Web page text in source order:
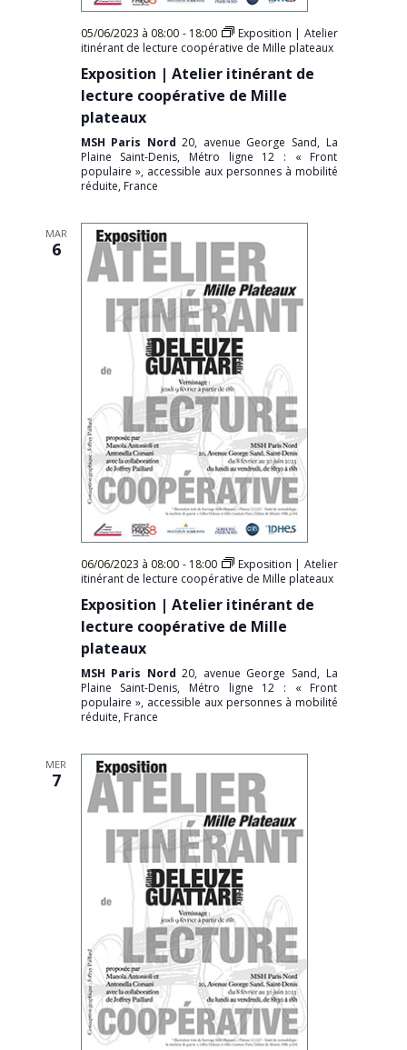
05/06/2023 à 08:00 - 18:00
Exposition | Atelier
itinérant de lecture coopérative de Mille plateaux
Exposition | Atelier itinérant de
lecture coopérative de Mille
plateaux
MSH Paris Nord20, avenue George Sand, La
Plaine Saint-Denis, Métro ligne 12 : « Front
populaire », accessible aux personnes à mobilité
réduite, France
MAR
6
06/06/2023 à 08:00 - 18:00
Exposition | Atelier
itinérant de lecture coopérative de Mille plateaux
Exposition | Atelier itinérant de
lecture coopérative de Mille
plateaux
MSH Paris Nord20, avenue George Sand, La
Plaine Saint-Denis, Métro ligne 12 : « Front
populaire », accessible aux personnes à mobilité
réduite, France
MER
7